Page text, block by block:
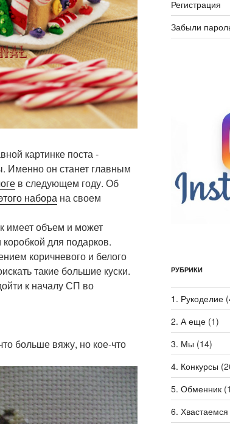
картинке поста -
Именно он станет главным
в следующем году. Об
набора на своем
имеет объем и может
для подарков.
коричневого и белого
такие большие куски.
к началу СП во
больше вяжу, но кое-что
Регистрация
Забыли
РУБРИКИ
1. Рукоделие
2. А еще(1)
3. Мы (14)
4. Конкурсы
5. Обменник
6. Хвастаемся